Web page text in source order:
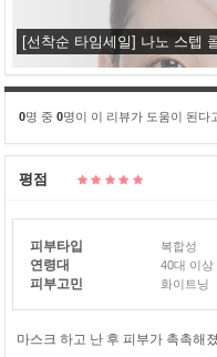
[선착순 타임세일] 나노 스텝
0명 중 0명이 이 리뷰가 도움이 된다
평점
피부타입 복합성
연령대 40대 이상
피부고민 화이트닝
마스크 하고 난 후 피부가 촉촉해